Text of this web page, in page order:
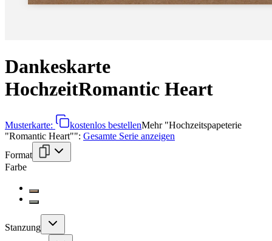
Dankeskarte
HochzeitRomantic Heart
Musterkarte: kostenlos bestellenMehr"Hochzeitspapeterie
"Romantic Heart"": Gesamte Serie anzeigen
Format
Farbe
Stanzung